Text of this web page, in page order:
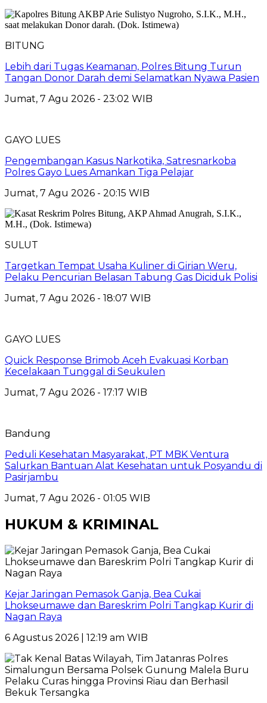
BITUNG
Lebih dari Tugas Keamanan, Polres Bitung Turun
Tangan Donor Darah demi Selamatkan Nyawa Pasien
Jumat, 7 Agu 2026 - 23:02 WIB
GAYO LUES
Pengembangan Kasus Narkotika, Satresnarkoba
Polres Gayo Lues Amankan Tiga Pelajar
Jumat, 7 Agu 2026 - 20:15 WIB
SULUT
Targetkan Tempat Usaha Kuliner di Girian Weru,
Pelaku Pencurian Belasan Tabung Gas Diciduk Polisi
Jumat, 7 Agu 2026 - 18:07 WIB
GAYO LUES
Quick Response Brimob Aceh Evakuasi Korban
Kecelakaan Tunggal di Seukulen
Jumat, 7 Agu 2026 - 17:17 WIB
Bandung
Peduli Kesehatan Masyarakat, PT MBK Ventura
Salurkan Bantuan Alat Kesehatan untuk Posyandu di
Pasirjambu
Jumat, 7 Agu 2026 - 01:05 WIB
HUKUM & KRIMINAL
Kejar Jaringan Pemasok Ganja, Bea Cukai
Lhokseumawe dan Bareskrim Polri Tangkap Kurir di
Nagan Raya
6 Agustus 2026 | 12:19 am WIB